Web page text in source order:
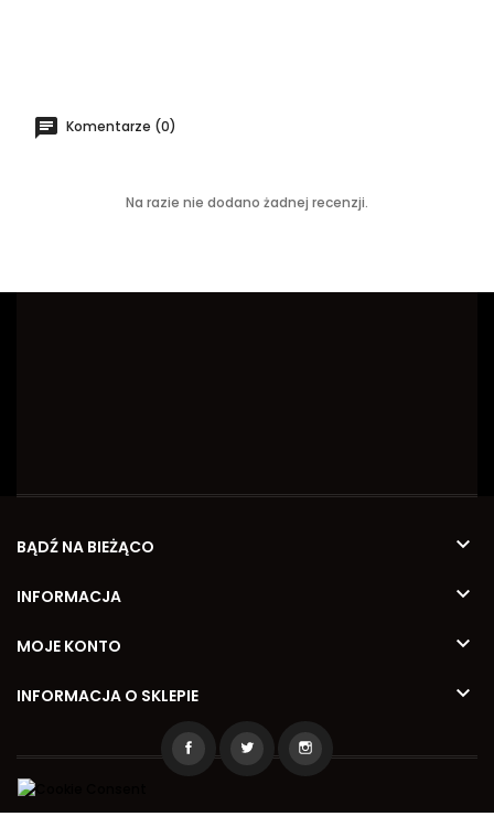
Komentarze (0)
Na razie nie dodano żadnej recenzji.
BĄDŹ NA BIEŻĄCO 
INFORMACJA 
MOJE KONTO 
INFORMACJA O SKLEPIE 